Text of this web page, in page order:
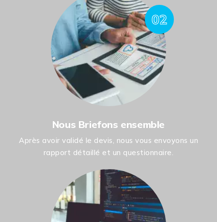
02
Nous Briefons ensemble
Après avoir validé le devis, nous vous envoyons un
rapport détaillé et un questionnaire.